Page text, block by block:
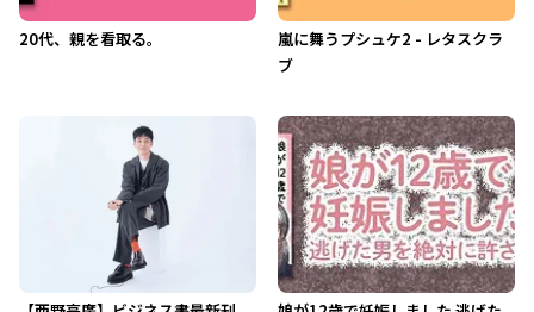
20代、親を看取る。
嵐に舞うプシュケ2 - レタスクラ
ブ